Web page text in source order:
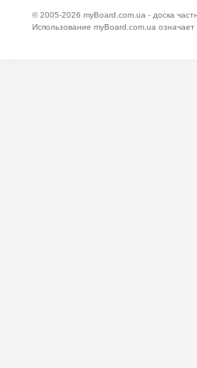
© 2005-2026 myBoard.com.ua - доска
Использование myBoard.com.ua означает